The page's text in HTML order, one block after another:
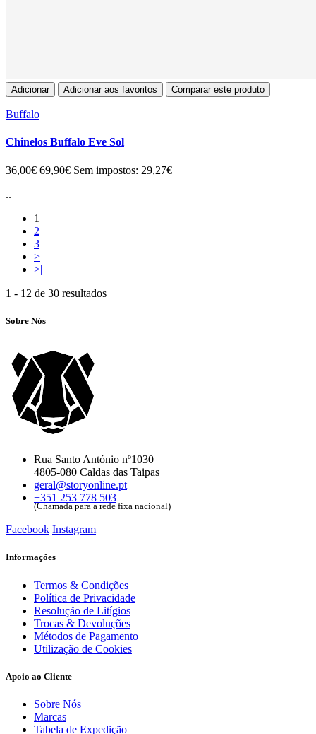
Adicionar Adicionar aos favoritos Comparar este produto
Buffalo
Chinelos Buffalo Eve Sol
36,00€ 69,90€ Sem impostos: 29,27€
..
1
2
3
>
>|
1 - 12 de 30 resultados
Sobre Nós
Rua Santo António nº1030
4805-080 Caldas das Taipas
geral@storyonline.pt
+351 253 778 503
(Chamada para a rede fixa nacional)
Facebook Instagram
Informações
Termos & Condições
Política de Privacidade
Resolução de Litígios
Trocas & Devoluções
Métodos de Pagamento
Utilização de Cookies
Apoio ao Cliente
Sobre Nós
Marcas
Tabela de Expedição